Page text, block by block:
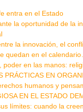
entra en el Estado
la oportunidad de la
la innovación, el
quedan en el
poder en las manos:
PRÁCTICAS EN
humanos y
EN EL ESTADO
límites: cuando la